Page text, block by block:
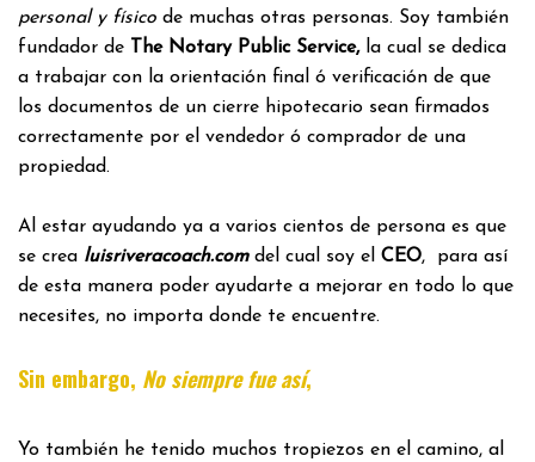
personal y físico de muchas otras personas. Soy también
fundador de
The Notary Public Service,la cual se dedica
a trabajar con la orientación final ó verificación de que
los documentos de un cierre hipotecario sean firmados
correctamente por el vendedor ó comprador de una
propiedad.
Al estar ayudando ya a varios cientos de persona es que
se crea luisriveracoach.comdel cual soy el CEO, para así
de esta manera poder ayudarte a mejorar en todo lo que
necesites, no importa donde te encuentre.
Sin embargo, No siempre fue así,
Yo también he tenido muchos tropiezos en el camino, al